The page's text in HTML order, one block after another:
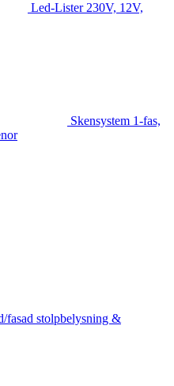
Led-Lister 230V, 12V,
Skensystem 1-fas,
fasad stolpbelysning &